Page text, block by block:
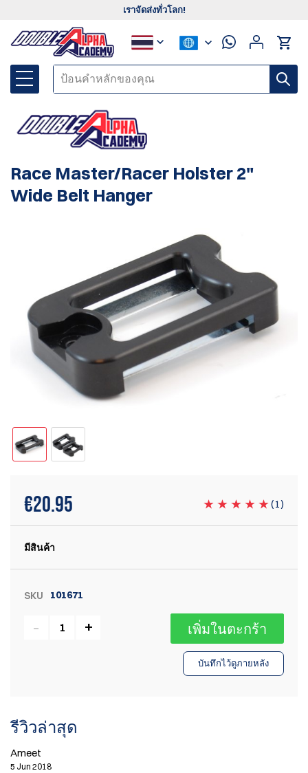
เราจัดส่งทั่วโลก!
Race Master/Racer Holster 2"
Wide Belt Hanger
€20.95 (1)
มีสินค้า
SKU 101671
เพิ่มในตะกร้า
บันทึกไว้ดูภายหลัง
รีวิวล่าสุด
Ameet
5 Jun 2018